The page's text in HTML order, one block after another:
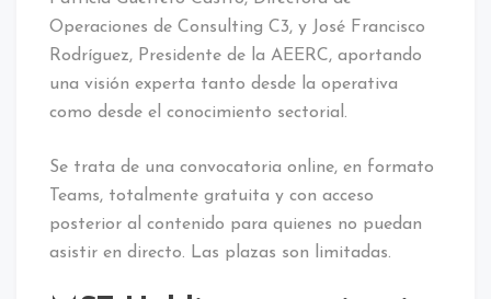
Operaciones de Consulting C3, y José Francisco
Rodríguez, Presidente de la AEERC, aportando
una visión experta tanto desde la operativa
como desde el conocimiento sectorial.
Se trata de una convocatoria online, en formato
Teams, totalmente gratuita y con acceso
posterior al contenido para quienes no puedan
asistir en directo. Las plazas son limitadas.